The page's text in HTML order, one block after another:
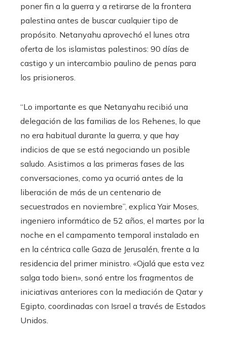
poner fin a la guerra y a retirarse de la frontera
palestina antes de buscar cualquier tipo de
propósito. Netanyahu aprovechó el lunes otra
oferta de los islamistas palestinos: 90 días de
castigo y un intercambio paulino de penas para
los prisioneros.
“Lo importante es que Netanyahu recibió una
delegación de las familias de los Rehenes, lo que
no era habitual durante la guerra, y que hay
indicios de que se está negociando un posible
saludo. Asistimos a las primeras fases de las
conversaciones, como ya ocurrió antes de la
liberación de más de un centenario de
secuestrados en noviembre”, explica Yair Moses,
ingeniero informático de 52 años, el martes por la
noche en el campamento temporal instalado en
en la céntrica calle Gaza de Jerusalén, frente a la
residencia del primer ministro. «Ojalá que esta vez
salga todo bien», sonó entre los fragmentos de
iniciativas anteriores con la mediación de Qatar y
Egipto, coordinadas con Israel a través de Estados
Unidos.